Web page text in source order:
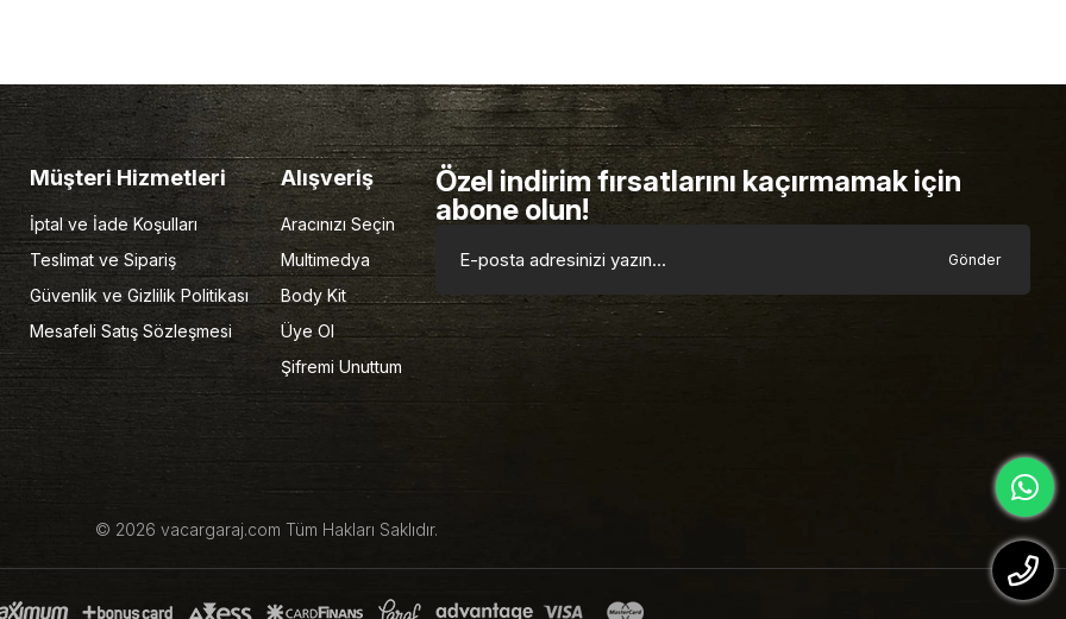
Müşteri Hizmetleri
İptal ve İade Koşulları
Teslimat ve Sipariş
Güvenlik ve Gizlilik Politikası
Mesafeli Satış Sözleşmesi
Alışveriş
Aracınızı Seçin
Multimedya
Body Kit
Üye Ol
Şifremi Unuttum
Özel indirim fırsatlarını kaçırmamak için
abone olun!
Gönder
© 2026 vacargaraj.com Tüm Hakları Saklıdır.